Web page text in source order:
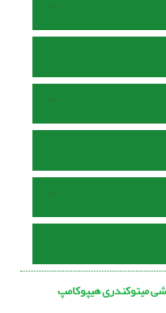
میتوکندری هیپوکامپ